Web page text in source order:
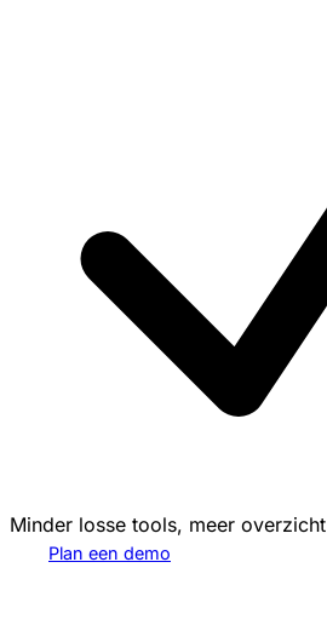
Minder losse tools, meer overzicht
Plan een demo